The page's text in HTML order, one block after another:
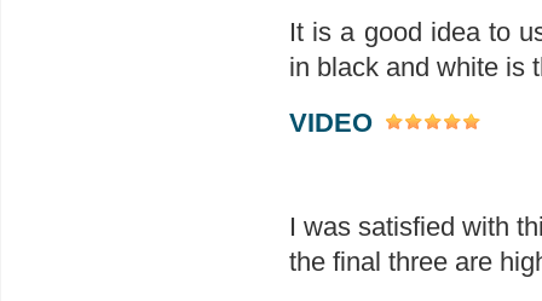
It is a good idea to
in black and white is
VIDEO
I was satisfied with
the final three are